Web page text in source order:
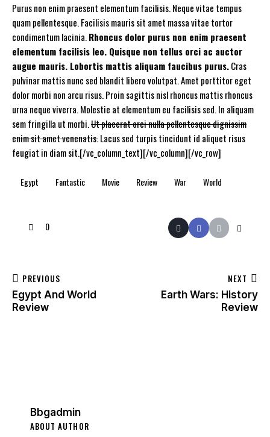
Purus non enim praesent elementum facilisis. Neque vitae tempus
quam pellentesque. Facilisis mauris sit amet massa vitae tortor
condimentum lacinia.Rhoncus dolor purus non enim praesent
elementum facilisis leo. Quisque non tellus orci ac auctor
augue mauris. Lobortis mattis aliquam faucibus purus.Cras
pulvinar mattis nunc sed blandit libero volutpat. Amet porttitor eget
dolor morbi non arcu risus. Proin sagittis nisl rhoncus mattis rhoncus
urna neque viverra. Molestie at elementum eu facilisis sed. In aliquam
sem fringilla ut morbi.Ut placerat orci nulla pellentesque dignissim
enim sit amet venenatis.Lacus sed turpis tincidunt id aliquet risus
feugiat in diam sit.[/vc_column_text][/vc_column][/vc_row]
Egypt Fantastic Movie Review War World
0
PREVIOUS
Egypt And World
Review
NEXT
Earth Wars: History
Review
Bbgadmin
ABOUT AUTHOR